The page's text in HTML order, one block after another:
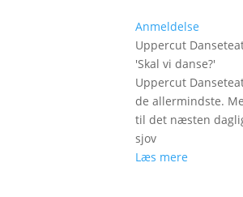
Anmeldelse
Uppercut
'Skal vi danse?'
Uppercut
de allermindste.
til det næsten
sjov
Læs mere